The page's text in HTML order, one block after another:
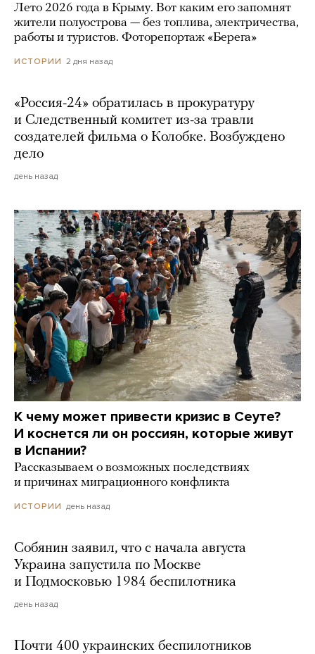
Лето 2026 года в Крыму. Вот каким его запомнят
жители полуострова — без топлива, электричества,
работы и туристов. Фоторепортаж «Берега»
ИСТОРИИ 2 дня назад
«Россия-24» обратилась в прокуратуру
и Следственный комитет из-за травли
создателей фильма о Колобке. Возбуждено
дело
день назад
К чему может привести кризис в Сеуте?
И коснется ли он россиян, которые живут
в Испании?
Рассказываем о возможных последствиях
и причинах миграционного конфликта
ИСТОРИИ день назад
Собянин заявил, что с начала августа
Украина запустила по Москве
и Подмосковью 1984 беспилотника
день назад
Почти 400 украинских беспилотников